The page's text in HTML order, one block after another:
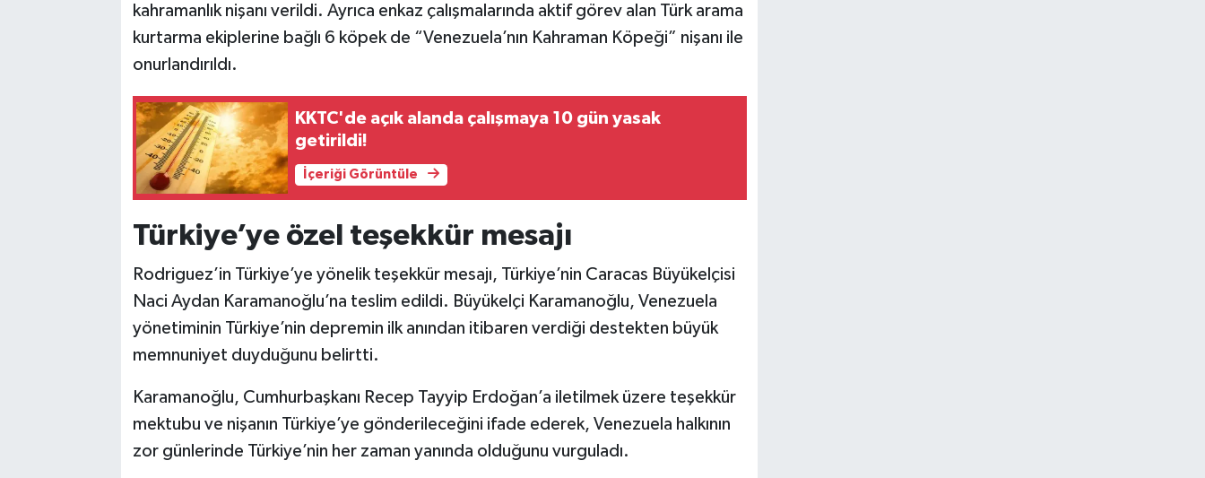
kahramanlık nişanı verildi. Ayrıca enkaz çalışmalarında aktif görev alan Türk arama
kurtarma ekiplerine bağlı 6 köpek de “Venezuela’nın Kahraman Köpeği” nişanı ile
onurlandırıldı.
KKTC'de açık alanda çalışmaya 10 gün yasak
getirildi!
İçeriği Görüntüle
Türkiye’ye özel teşekkür mesajı
Rodriguez’in Türkiye’ye yönelik teşekkür mesajı, Türkiye’nin Caracas Büyükelçisi
Naci Aydan Karamanoğlu’na teslim edildi. Büyükelçi Karamanoğlu, Venezuela
yönetiminin Türkiye’nin depremin ilk anından itibaren verdiği destekten büyük
memnuniyet duyduğunu belirtti.
Karamanoğlu, Cumhurbaşkanı Recep Tayyip Erdoğan’a iletilmek üzere teşekkür
mektubu ve nişanın Türkiye’ye gönderileceğini ifade ederek, Venezuela halkının
zor günlerinde Türkiye’nin her zaman yanında olduğunu vurguladı.